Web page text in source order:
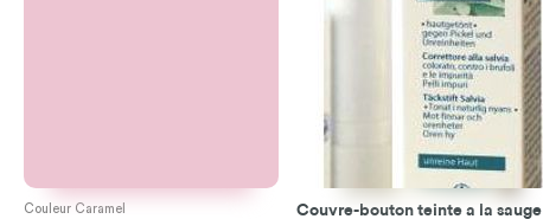
Couleur Caramel Couvre-bouton teinte a la sauge